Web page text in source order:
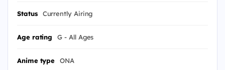
Status Currently Airing
Age rating G - All Ages
Anime type ONA